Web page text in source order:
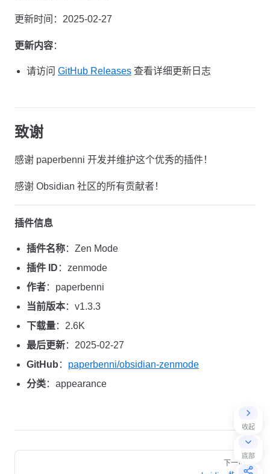
收起
底部
更新时间：2025-02-27
更新内容：
请访问 GitHub Releases 查看详细更新日志
致谢
感谢 paperbenni 开发并维护这个优秀的插件！
感谢 Obsidian 社区的所有贡献者！
插件信息
插件名称：Zen Mode
插件 ID ：zenmode
作者：paperbenni
当前版本：v1.3.3
下载量：2.6K
最后更新：2025-02-27
GitHub ： paperbenni/obsidian-zenmode
分类：appearance
Pager
下一页